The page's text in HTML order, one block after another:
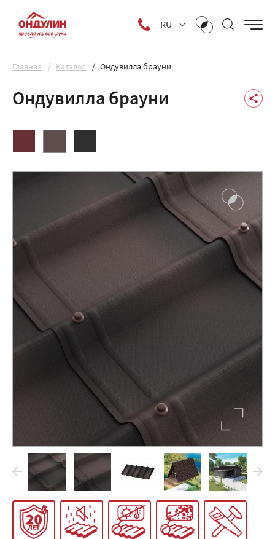
RU
Главная Каталог Ондувилла брауни
Ондувилла брауни